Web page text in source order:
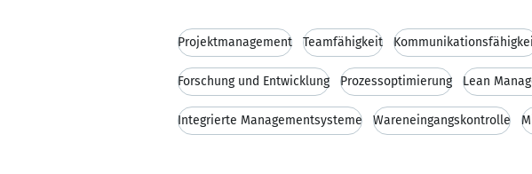
Projektmanagement Teamfähigkeit
Forschung und Entwicklung Prozessoptimierung Lean
Integrierte Managementsysteme Wareneingangskontrolle